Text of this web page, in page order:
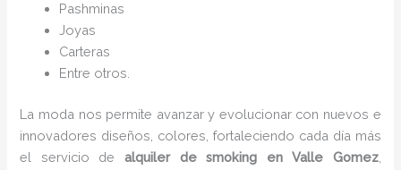
Pashminas
Joyas
Carteras
Entre otros.
La moda nos permite avanzar y evolucionar con nuevos e
innovadores diseños, colores, fortaleciendo cada día más
el servicio de alquiler de smoking en Valle Gomez,